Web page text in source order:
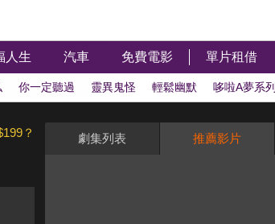
人生 汽車 免費電影 單片租借
你一定聽過 靈異鬼怪 輕鬆幽默 哆啦A夢系列
？ 劇集列表 推薦影片